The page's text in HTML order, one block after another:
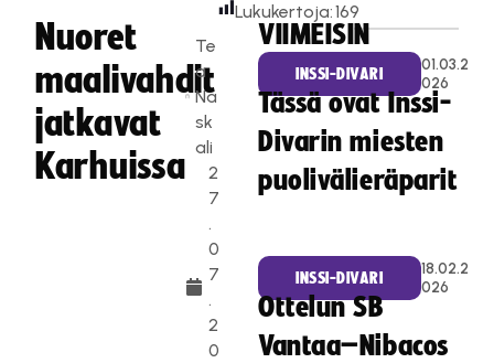
Nuoret
maalivahdit
jatkavat
Karhuissa
Te
a
Na
sk
ali
2
7
.
0
7
.
2
0
Lukukertoja:169
VIIMEISIN
INSSI-DIVARI
01.03.2
026
Tässä ovat Inssi-
Divarin miesten
puolivälieräparit
INSSI-DIVARI
18.02.2
026
Ottelun SB
Vantaa–Nibacos